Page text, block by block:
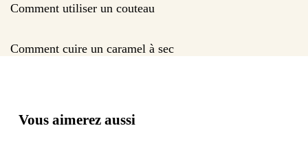
Comment utiliser un couteau
Comment cuire un caramel à sec
Vous aimerez aussi